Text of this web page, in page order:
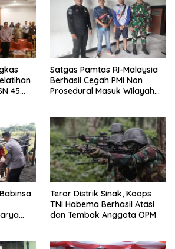
45
Satgas Pamtas RI-Malaysia
Berhasil Cegah PMI Non
Prosedural Masuk Wilayah
Teror Distrik Sinak, Koops
TNI Habema Berhasil Atasi
dan Tembak Anggota OPM